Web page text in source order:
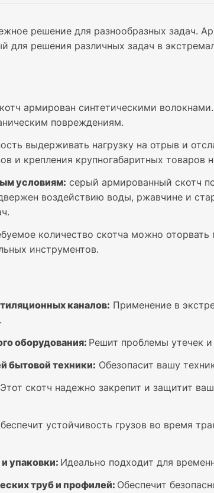
решение для разнообразных задач.
для решения различных задач в
армирован синтетическими
повреждениям.
выдерживать нагрузку на отрыв и
и крепления крупногабаритных товаров
условиям: серый армированный скотч
воздействию воды, ржавчине и
количество скотча можно
инструментов.
каналов: Применение в
оборудования: Решит проблемы утечек
бытовой техники: Обезопасит вашу
Этот скотч надежно закрепит и защитит
устойчивость грузов во время
упаковки: Идеально подходит для
труб и профилей: Обеспечит